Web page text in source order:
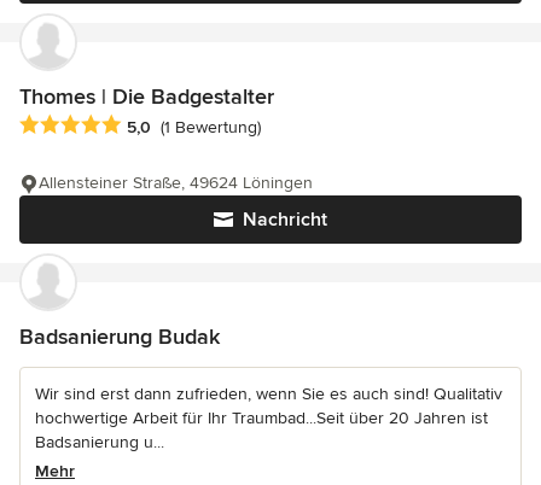
Thomes | Die Badgestalter
Durchschnittliche Bewertung: 5 von 5 Sternen
5,0 (1 Bewertung)
Nachricht
Allensteiner Straße, 49624 Löningen
Badsanierung Budak
Wir sind erst dann zufrieden, wenn Sie es auch sind! Qualitativ
hochwertige Arbeit für Ihr Traumbad...Seit über 20 Jahren ist
Badsanierung u...
Mehr